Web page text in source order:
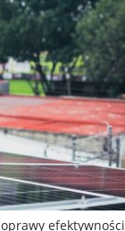
efektywności